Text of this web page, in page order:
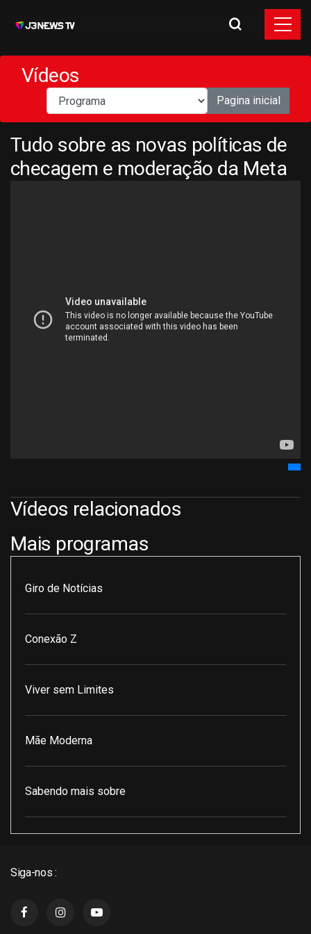
Vídeos
Pagina inicial
Tudo sobre as novas políticas de
checagem e moderação da Meta
Vídeos relacionados
Mais programas
Giro de Notícias
Conexão Z
Viver sem Limites
Mãe Moderna
Sabendo mais sobre
Siga-nos :